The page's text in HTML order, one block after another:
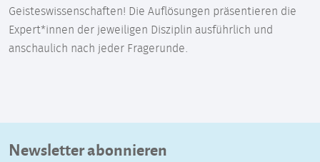
Geisteswissenschaften! Die Auflösungen präsentieren die
Expert*innen der jeweiligen Disziplin ausführlich und
anschaulich nach jeder Fragerunde.
Newsletter abonnieren